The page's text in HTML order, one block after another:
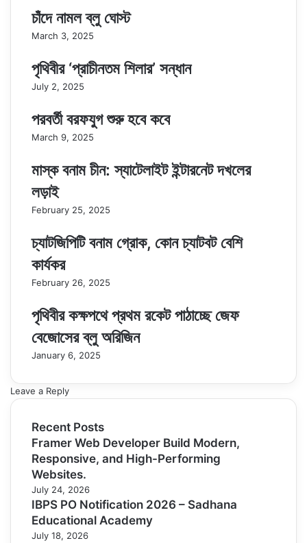
চাঁদে নামল ব্লু ঘোস্ট
March 3, 2025
পৃথিবীর ‘প্রাচীনতম শিলার’ সন্ধান
July 2, 2025
পরবর্তী বরফযুগ শুরু হবে কবে
March 9, 2025
মাস্ক বনাম চীন: স্যাটেলাইট ইন্টারনেট দখলের
লড়াই
February 25, 2025
চ্যাটজিপিটি বনাম গ্রোক, কোন চ্যাটবট বেশি
কার্যকর
February 26, 2025
পৃথিবীর কক্ষপথে প্রথম রকেট পাঠাচ্ছে জেফ
বেজোসের ব্লু অরিজিন
January 6, 2025
Leave a Reply
Recent Posts
Framer Web Developer Build Modern,
Responsive, and High-Performing
Websites.
July 24, 2026
IBPS PO Notification 2026 – Sadhana
Educational Academy
July 18, 2026